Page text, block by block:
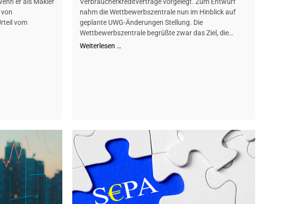
vom
nahm die Wettbewerbszentrale nun im Hinblick auf
geplante UWG-Änderungen Stellung. Die
Wettbewerbszentrale begrüßte zwar das Ziel, die…
Weiterlesen …